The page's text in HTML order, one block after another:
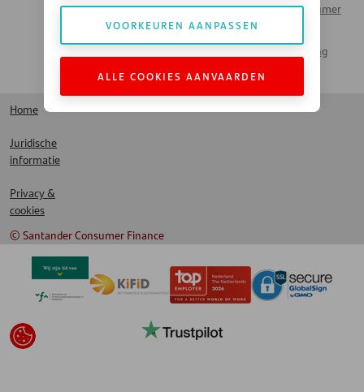
Actueel Nieuws
Santander Consumer
Bank
Santander Leasing
LinkedIn
Home
Juridische
informatie
Privacy &
cookies
© Santander Consumer Finance
VOORKEUREN AANPASSEN
ALLE COOKIES AANVAARDEN